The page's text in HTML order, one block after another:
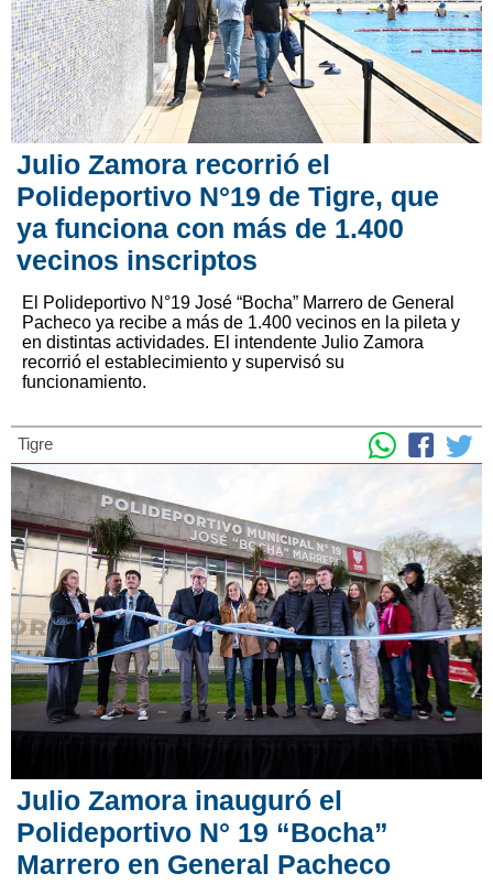
Julio Zamora recorrió el
Polideportivo N°19 de Tigre, que
ya funciona con más de 1.400
vecinos inscriptos
El Polideportivo N°19 José “Bocha” Marrero de General
Pacheco ya recibe a más de 1.400 vecinos en la pileta y
en distintas actividades. El intendente Julio Zamora
recorrió el establecimiento y supervisó su
funcionamiento.
Tigre
Julio Zamora inauguró el
Polideportivo N° 19 “Bocha”
Marrero en General Pacheco